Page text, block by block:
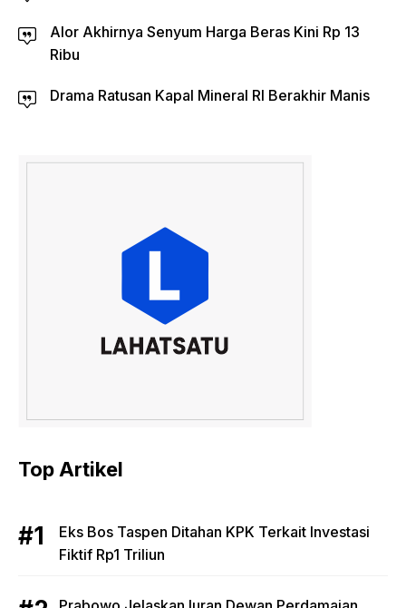
Alor Akhirnya Senyum Harga Beras Kini Rp 13
Ribu
Drama Ratusan Kapal Mineral RI Berakhir Manis
Top Artikel
Eks Bos Taspen Ditahan KPK Terkait Investasi
Fiktif Rp1 Triliun